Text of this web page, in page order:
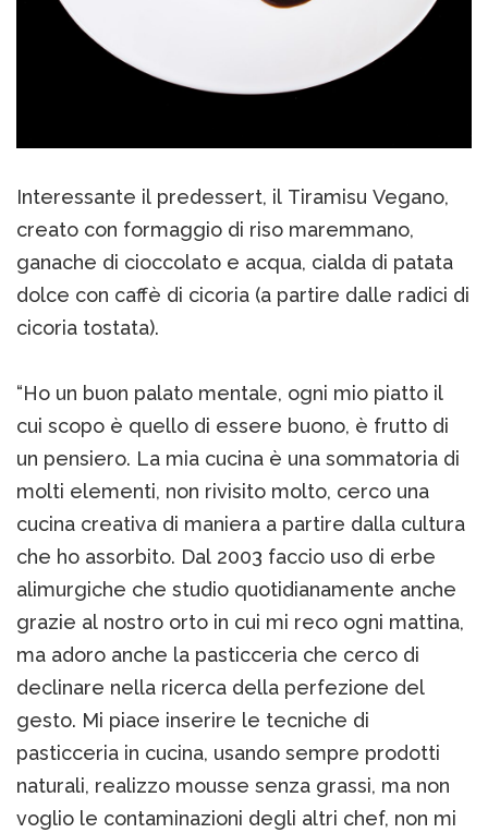
Interessante il predessert, il Tiramisu Vegano,
creato con formaggio di riso maremmano,
ganache di cioccolato e acqua, cialda di patata
dolce con caffè di cicoria (a partire dalle radici di
cicoria tostata).
“Ho un buon palato mentale, ogni mio piatto il
cui scopo è quello di essere buono, è frutto di
un pensiero. La mia cucina è una sommatoria di
molti elementi, non rivisito molto, cerco una
cucina creativa di maniera a partire dalla cultura
che ho assorbito. Dal 2003 faccio uso di erbe
alimurgiche che studio quotidianamente anche
grazie al nostro orto in cui mi reco ogni mattina,
ma adoro anche la pasticceria che cerco di
declinare nella ricerca della perfezione del
gesto. Mi piace inserire le tecniche di
pasticceria in cucina, usando sempre prodotti
naturali, realizzo mousse senza grassi, ma non
voglio le contaminazioni degli altri chef, non mi